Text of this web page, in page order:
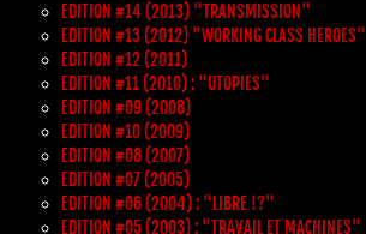
EDITION #14 (2013) "TRANSMISSION"
EDITION #13 (2012) "WORKING CLASS HEROES"
EDITION #12 (2011)
EDITION #11 (2010) : "UTOPIES"
EDITION #09 (2008)
EDITION #10 (2009)
EDITION #08 (2007)
EDITION #07 (2005)
EDITION #06 (2004) : "LIBRE !?"
EDITION #05 (2003) : "TRAVAIL ET MACHINES"